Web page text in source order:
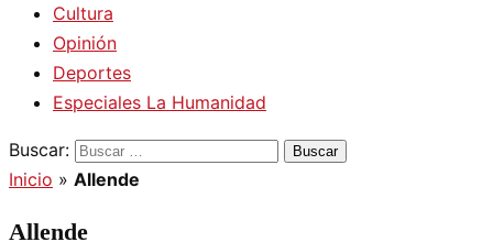
Cultura
Opinión
Deportes
Especiales La Humanidad
Buscar:
Inicio » Allende
Allende